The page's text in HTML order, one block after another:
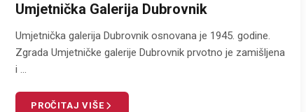
Umjetnička Galerija Dubrovnik
Umjetnička galerija Dubrovnik osnovana je 1945. godine.
Zgrada Umjetničke galerije Dubrovnik prvotno je zamišljena
i ...
PROČITAJ VIŠE